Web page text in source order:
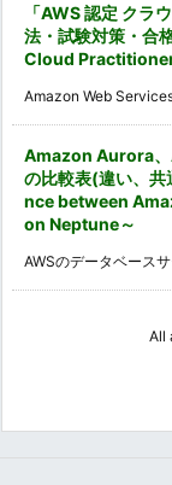
「AWS 認定 クラ
法・試験対策・合
Cloud
Amazon Web
Amazon Aurora
の比較表(違い、
nce between
on Neptune～
AWSのデータベース
All